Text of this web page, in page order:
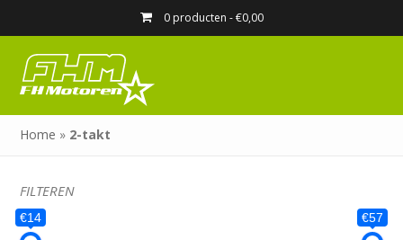
0 producten -€0,00
Home » 2-takt
FILTEREN
€14 €57